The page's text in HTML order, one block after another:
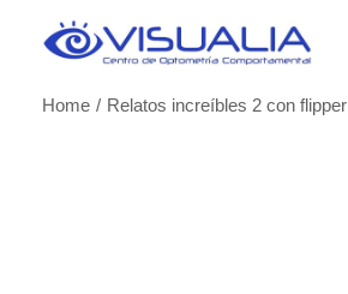
Home
Relatos increíbles 2 con flipper